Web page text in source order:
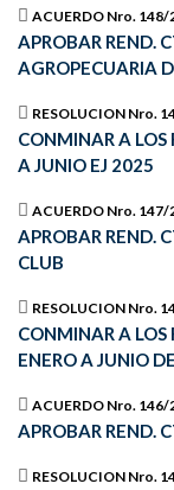
ACUERDO Nro. 148/
APROBAR REND.
AGROPECUARIA
RESOLUCION Nro.
CONMINAR A LOS
A JUNIO EJ 2025
ACUERDO Nro. 147/
APROBAR REND.
CLUB
RESOLUCION Nro.
CONMINAR A LOS
ENERO A JUNIO
ACUERDO Nro. 146/
APROBAR REND.
RESOLUCION Nro.